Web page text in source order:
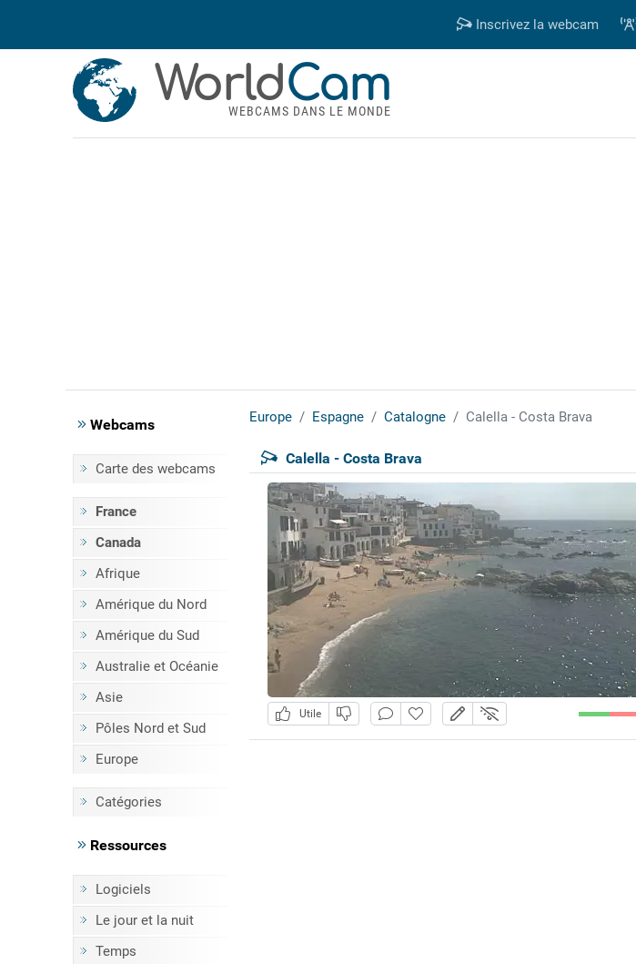
Inscrivez la webcam
WorldCam
WEBCAMS DANS LE MONDE
Webcams
Carte des webcams
France
Canada
Afrique
Amérique du Nord
Amérique du Sud
Australie et Océanie
Asie
Pôles Nord et Sud
Europe
Catégories
Ressources
Logiciels
Le jour et la nuit
Temps
Europe Espagne Catalogne Calella - Costa Brava
Calella - Costa Brava
Utile